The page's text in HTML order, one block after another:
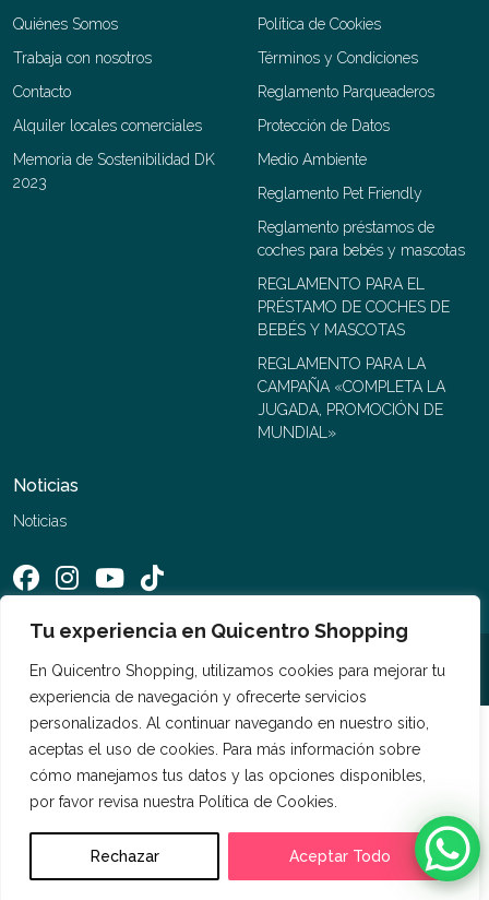
Tu experiencia en Quicentro Shopping
En Quicentro Shopping, utilizamos cookies para mejorar tu
experiencia de navegación y ofrecerte servicios
personalizados. Al continuar navegando en nuestro sitio,
aceptas el uso de cookies. Para más información sobre
cómo manejamos tus datos y las opciones disponibles,
por favor revisa nuestra Política de Cookies.
Rechazar Aceptar Todo
Quiénes Somos
Trabaja con nosotros
Contacto
Alquiler locales comerciales
Memoria de Sostenibilidad DK
2023
Política de Cookies
Términos y Condiciones
Reglamento Parqueaderos
Protección de Datos
Medio Ambiente
Reglamento Pet Friendly
Reglamento préstamos de
coches para bebés y mascotas
REGLAMENTO PARA EL
PRÉSTAMO DE COCHES DE
BEBÉS Y MASCOTAS
REGLAMENTO PARA LA
CAMPAÑA «COMPLETA LA
JUGADA, PROMOCIÓN DE
MUNDIAL»
Noticias
Noticias
©2026 Quicentro Shopping. Todos los derechos reservados